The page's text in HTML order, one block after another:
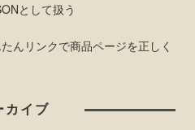
として扱う
んリンクで商品ページを正しく
カイブ